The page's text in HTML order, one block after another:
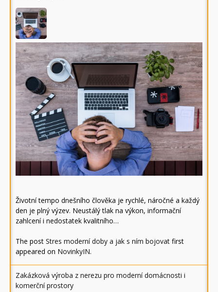
Životní tempo dnešního člověka je rychlé, náročné a každý
den je plný výzev. Neustálý tlak na výkon, informační
zahlcení i nedostatek kvalitního…
The post Stres moderní doby a jak s ním bojovat first
appeared on NovinkyIN.
Zakázková výroba z nerezu pro moderní domácnosti i
komerční prostory